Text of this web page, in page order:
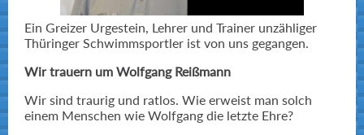
Ein Greizer Urgestein, Lehrer und Trainer unzähliger
Thüringer Schwimmsportler ist von uns gegangen.
Wir trauern um Wolfgang Reißmann
Wir sind traurig und ratlos. Wie erweist man solch
einem Menschen wie Wolfgang die letzte Ehre?